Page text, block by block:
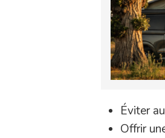
Éviter
Offrir